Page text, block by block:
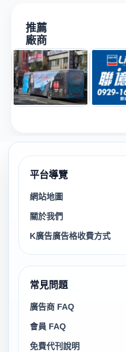
推薦
廠商
平台導覽
網站地圖
關於我們
K廣告廣告格收費方式
常見問題
廣告商 FAQ
會員 FAQ
免費代刊說明